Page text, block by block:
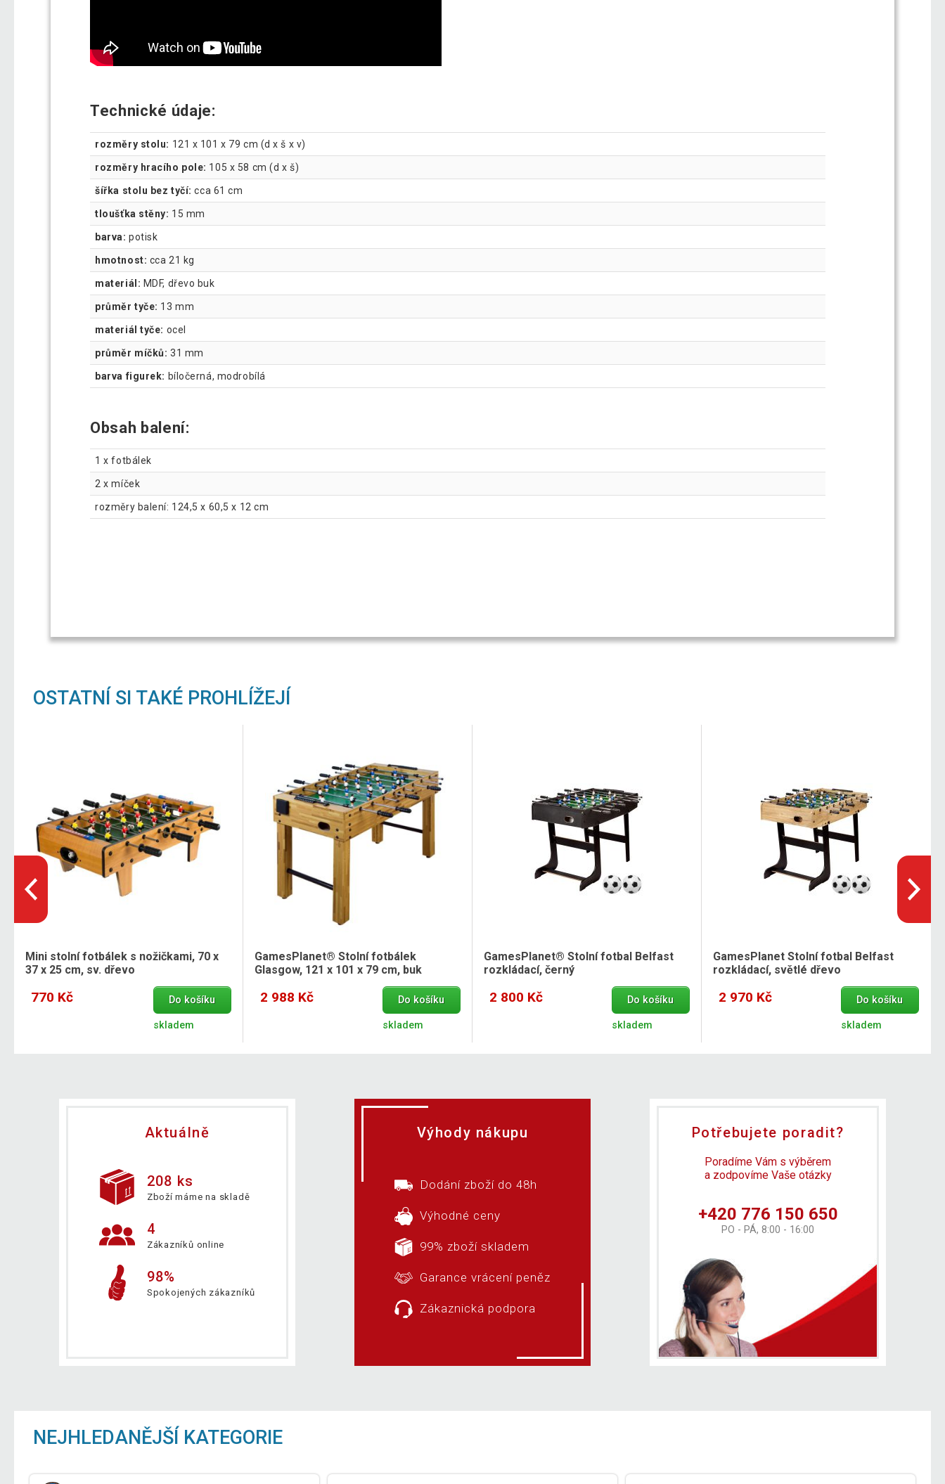
Technické údaje:
rozměry stolu: 121 x 101 x 79 cm (d x š x v)
rozměry hracího pole: 105 x 58 cm (d x š)
šířka stolu bez tyčí: cca 61 cm
tloušťka stěny: 15 mm
barva:potisk
hmotnost: cca 21 kg
materiál: MDF, dřevo buk
průměr tyče: 13 mm
materiál tyče: ocel
průměr míčků: 31 mm
barva figurek: bíločerná, modrobílá
Obsah balení:
1 x fotbálek
2 x míček
rozměry balení: 124,5 x 60,5 x 12 cm
OSTATNÍ SI TAKÉ PROHLÍŽEJÍ
Mini stolní fotbálek s nožičkami, 70 x
37 x 25 cm, sv. dřevo
770 Kč Do košíku
skladem
GamesPlanet® Stolní fotbálek
Glasgow, 121 x 101 x 79 cm, buk
2 988 Kč Do košíku
skladem
GamesPlanet® Stolní fotbal Belfast
rozkládací, černý
2 800 Kč Do košíku
skladem
GamesPlanet Stolní fotbal Belfast
rozkládací, světlé dřevo
2 970 Kč Do košíku
skladem
Aktuálně
208 ks
Zboží máme na skladě
4
Zákazníků online
98%
Spokojených zákazníků
Výhody nákupu
Dodání zboží do 48h
Výhodné ceny
99% zboží skladem
Garance vrácení peněz
Zákaznická podpora
Potřebujete poradit?
Poradíme Vám s výběrem
a zodpovíme Vaše otázky
+420 776 150 650
PO - PÁ, 8:00 - 16:00
NEJHLEDANĚJŠÍ KATEGORIE